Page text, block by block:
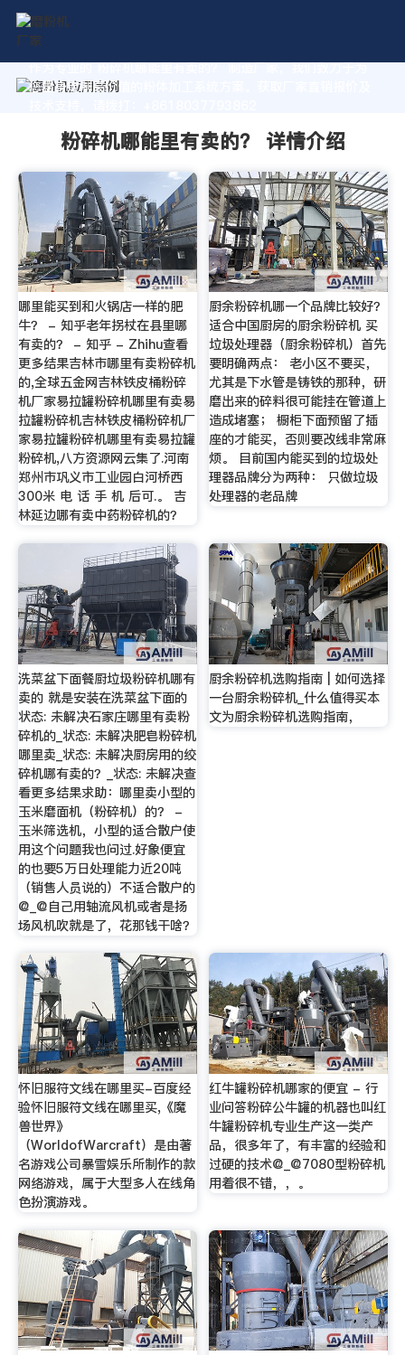
作为专业的 粉碎机哪能里有卖的？ 制造厂家，我们致力于为
您量身定制高价值的粉体加工系统方案。获取厂家直销报价及
粉碎机哪能里有卖的？ 详情介绍
哪里能买到和火锅店一样的肥
牛？ - 知乎老年拐杖在县里哪
有卖的？ - 知乎 - Zhihu查看
更多结果吉林市哪里有卖粉碎机
的,全球五金网吉林铁皮桶粉碎
机厂家易拉罐粉碎机哪里有卖易
拉罐粉碎机吉林铁皮桶粉碎机厂
家易拉罐粉碎机哪里有卖易拉罐
粉碎机,八方资源网云集了.河南
郑州市巩义市工业园白河桥西
300米 电 话 手 机 后可.。 吉
林延边哪有卖中药粉碎机的？
厨余粉碎机哪一个品牌比较好？
适合中国厨房的厨余粉碎机 买
垃圾处理器（厨余粉碎机）首先
要明确两点： 老小区不要买，
尤其是下水管是铸铁的那种，研
磨出来的碎料很可能挂在管道上
造成堵塞； 橱柜下面预留了插
座的才能买，否则要改线非常麻
烦。 目前国内能买到的垃圾处
理器品牌分为两种： 只做垃圾
处理器的老品牌
洗菜盆下面餐厨垃圾粉碎机哪有
卖的 就是安装在洗菜盆下面的
状态: 未解决石家庄哪里有卖粉
碎机的_状态: 未解决肥皂粉碎机
哪里卖_状态: 未解决厨房用的绞
碎机哪有卖的？_状态: 未解决查
看更多结果求助：哪里卖小型的
玉米磨面机（粉碎机）的？ -
玉米筛选机，小型的适合散户使
用这个问题我也问过.好象便宜
的也要5万日处理能力近20吨
（销售人员说的）不适合散户的
@_@自己用轴流风机或者是扬
场风机吹就是了，花那钱干啥？
厨余粉碎机选购指南 | 如何选择
一台厨余粉碎机_什么值得买本
文为厨余粉碎机选购指南，
怀旧服符文线在哪里买-百度经
验怀旧服符文线在哪里买,《魔
兽世界》
（WorldofWarcraft）是由著
名游戏公司暴雪娱乐所制作的款
网络游戏，属于大型多人在线角
色扮演游戏。
红牛罐粉碎机哪家的便宜 - 行
业问答粉碎公牛罐的机器也叫红
牛罐粉碎机专业生产这一类产
品，很多年了，有丰富的经验和
过硬的技术@_@7080型粉碎机
用着很不错，，。